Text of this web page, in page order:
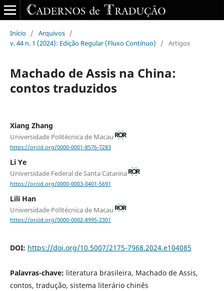
Início / Arquivos /
v. 44 n. 1 (2024): Edição Regular (Fluxo Contínuo)
/ Artigos
Machado de Assis na China:
contos traduzidos
Xiang Zhang
Universidade Politécnica de Macau
https://orcid.org/0000-0001-8576-7283
Li Ye
Universidade Federal de Santa Catarina
https://orcid.org/0000-0003-0401-5691
Lili Han
Universidade Politécnica de Macau
https://orcid.org/0000-0002-8995-2301
DOI: https://doi.org/10.5007/2175-7968.2024.e104085
Palavras-chave: literatura brasileira, Machado de Assis,
contos, tradução, sistema literário chinês